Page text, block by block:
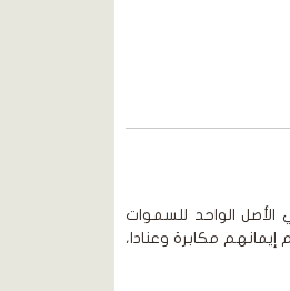
الواحد للسموات
إيمانهم مكابرة وعنادا،